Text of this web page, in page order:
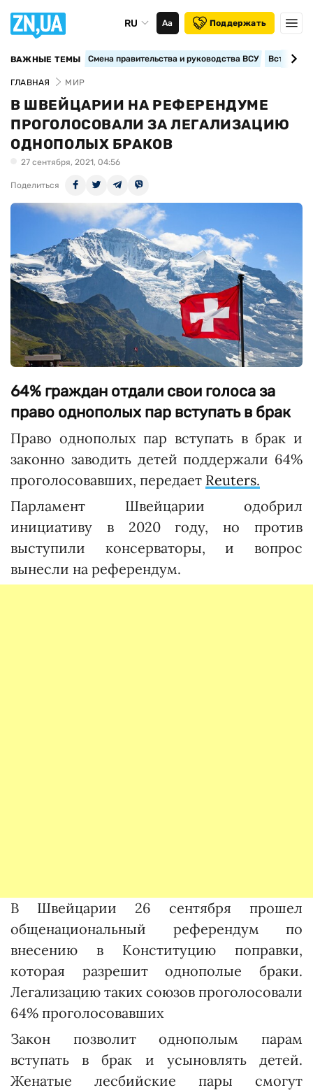
RU Аа Поддержать
ВАЖНЫЕ ТЕМЫ Смена правительства и руководства ВСУ
ГЛАВНАЯ МИР
В ШВЕЙЦАРИИ НА РЕФЕРЕНДУМЕ
ПРОГОЛОСОВАЛИ ЗА ЛЕГАЛИЗАЦИЮ
ОДНОПОЛЫХ БРАКОВ
27 сентября, 2021, 04:56
Поделиться
64% граждан отдали свои голоса за
право однополых пар вступать в брак
Право однополых пар вступать в брак и
законно заводить детей поддержали 64%
проголосовавших, передает Reuters.
Парламент Швейцарии одобрил
инициативу в 2020 году, но против
выступили консерваторы, и вопрос
вынесли на референдум.
В Швейцарии 26 сентября прошел
общенациональный референдум по
внесению в Конституцию поправки,
которая разрешит однополые браки.
Легализацию таких союзов проголосовали
64% проголосовавших
Закон позволит однополым парам
вступать в брак и усыновлять детей.
Женатые лесбийские пары смогут